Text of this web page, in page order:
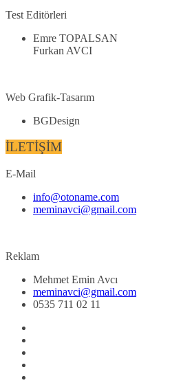
Test Editörleri
Emre TOPALSAN
Furkan AVCI
Web Grafik-Tasarım
BGDesign
İLETİŞİM
E-Mail
info@otoname.com
meminavci@gmail.com
Reklam
Mehmet Emin Avcı
meminavci@gmail.com
0535 711 02 11